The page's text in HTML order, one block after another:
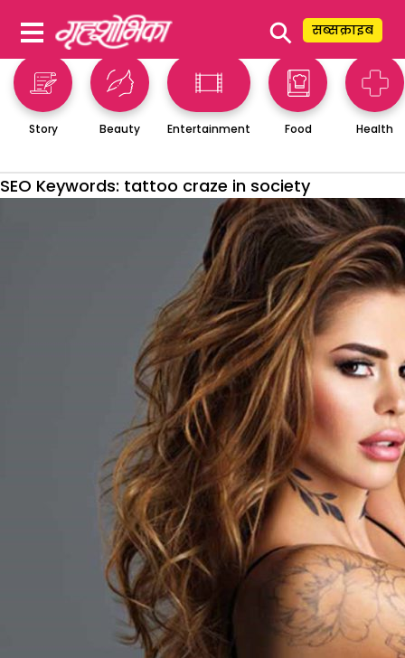
⚲ सब्सक्राइब
Story Beauty Entertainment Food Health
SEO Keywords: tattoo craze in society